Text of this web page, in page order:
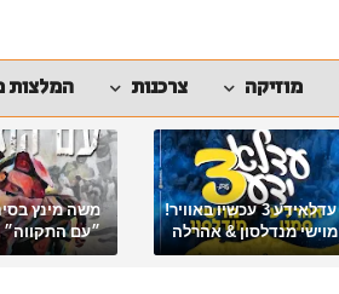
מוזיקה צרכנות המלצות
עדלאידע 3 עכשיו באוויר!
מוישי מנדלסון & אהרלה
סאמעט באלבום פורימי
משה מינץ
״עם
ארגון "ביחד